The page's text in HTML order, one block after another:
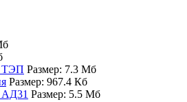
ТЭП Размер: 7.3 Мб
Размер: 967.4 Кб
АД31 Размер: 5.5 Мб